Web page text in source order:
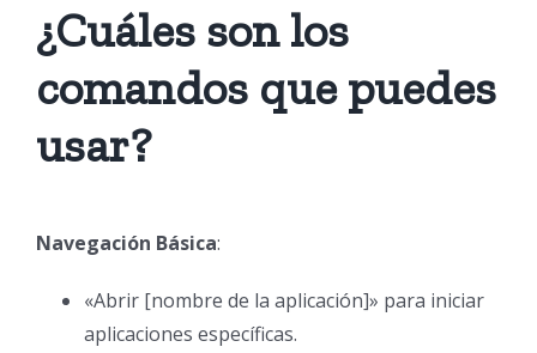
¿Cuáles son los
comandos que puedes
usar?
Navegación Básica:
«Abrir [nombre de la aplicación]» para iniciar
aplicaciones específicas.